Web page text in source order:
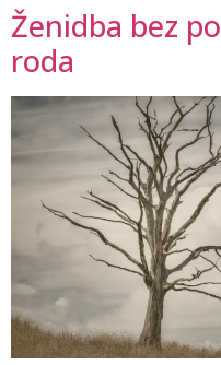
Ženidba bez
roda